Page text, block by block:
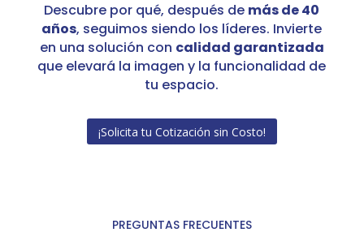
Descubre por qué, después de más de 40
años, seguimos siendo los líderes. Invierte
en una solución con calidad garantizada
que elevará la imagen y la funcionalidad de
tu espacio.
¡Solicita tu Cotización sin Costo!
PREGUNTAS FRECUENTES